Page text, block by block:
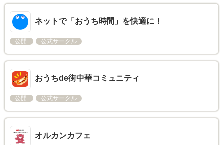
ネットで「おうち時間」を快適に！
公開 公式サークル
おうちde街中華コミュニティ
公開 公式サークル
オルカンカフェ